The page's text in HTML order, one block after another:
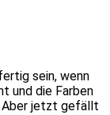
sein, wenn
und die Farben
Aber jetzt gefällt